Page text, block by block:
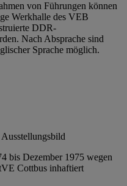
von Führungen können
Werkhalle des VEB
DDR-
Nach Absprache sind
Sprache möglich.
bis Dezember 1975 wegen
Cottbus inhaftiert